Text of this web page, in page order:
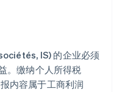
IS) 的企业必须
。缴纳个人所得税
内容属于工商利润